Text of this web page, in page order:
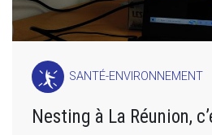
SANTÉ-ENVIRONNEMENT
Nesting à La Réunion,